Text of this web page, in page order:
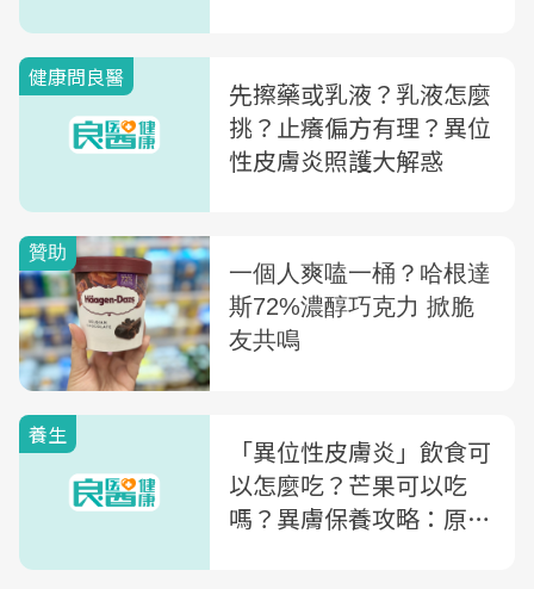
健康問良醫
先擦藥或乳液？乳液怎麼
挑？止癢偏方有理？異位
性皮膚炎照護大解惑
養生
「異位性皮膚炎」飲食可
以怎麼吃？芒果可以吃
嗎？異膚保養攻略：原來